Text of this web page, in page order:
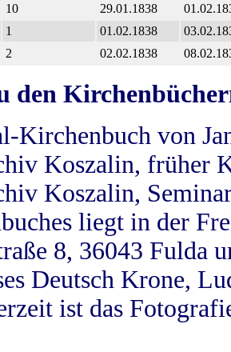
10 29.01.1838
1 01.02.1838
2 02.02.1838
den
Kirchenbuch von
Koszalin, früher
Koszalin,
liegt in der
8, 36043 Fulda
Deutsch Krone,
ist das